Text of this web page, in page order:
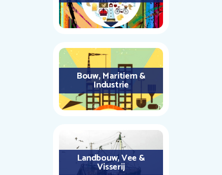
Bouw, Maritiem &
Industrie
Landbouw, Vee &
Visserij